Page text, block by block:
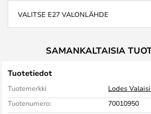
VALITSE E27 VALONLÄHDE
SAMANKALTAISIA
Tuotetiedot
Tuotemerkki
Lodes
Tuotenumero:
70010950